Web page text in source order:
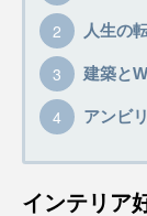
人生の
建築と
アンビ
インテリア